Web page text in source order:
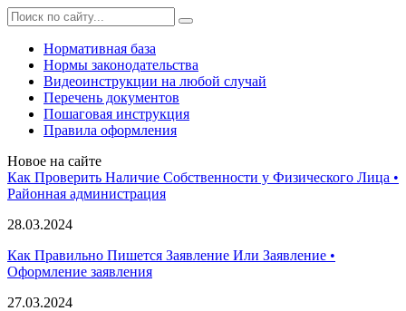
Нормативная база
Нормы законодательства
Видеоинструкции на любой случай
Перечень документов
Пошаговая инструкция
Правила оформления
Новое на сайте
Как Проверить Наличие Собственности у Физического Лица •
Paйoннaя aдминиcтpaция
28.03.2024
Как Правильно Пишется Заявление Или Заявление •
Оформление заявления
27.03.2024